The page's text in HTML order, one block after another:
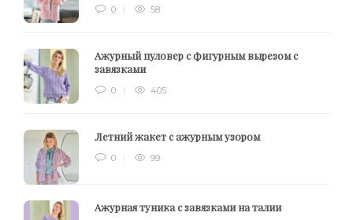
0 58
Ажурный пуловер с фигурным вырезом с
завязками
0 405
Летний жакет с ажурным узором
0 99
Ажурная туника с завязками на талии